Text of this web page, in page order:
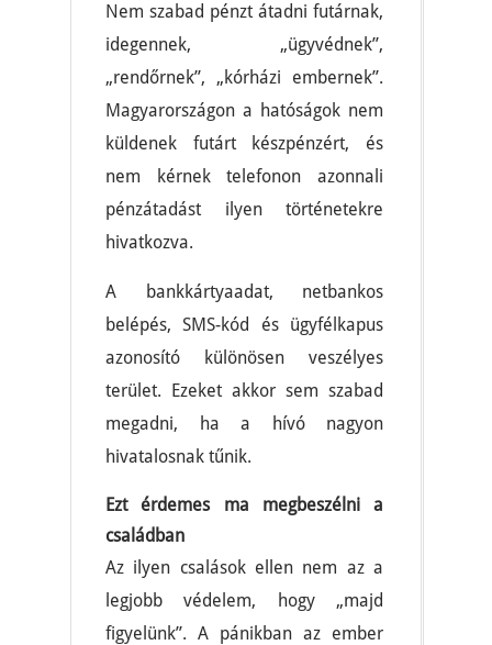
Nem szabad pénzt átadni futárnak,
idegennek, „ügyvédnek”,
„rendőrnek”, „kórházi embernek”.
Magyarországon a hatóságok nem
küldenek futárt készpénzért, és
nem kérnek telefonon azonnali
pénzátadást ilyen történetekre
hivatkozva.
A bankkártyaadat, netbankos
belépés, SMS-kód és ügyfélkapus
azonosító különösen veszélyes
terület. Ezeket akkor sem szabad
megadni, ha a hívó nagyon
hivatalosnak tűnik.
Ezt érdemes ma megbeszélni a
családban
Az ilyen csalások ellen nem az a
legjobb védelem, hogy „majd
figyelünk”. A pánikban az ember